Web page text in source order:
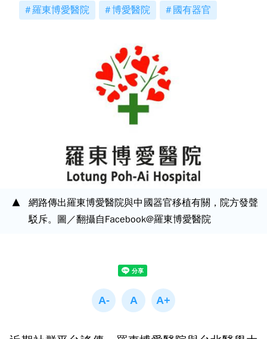
羅東博愛醫院 博愛醫院 國有器官
網路傳出羅東博愛醫院與中國器官移植有關，院方發聲
駁斥。圖／翻攝自Facebook@羅東博愛醫院